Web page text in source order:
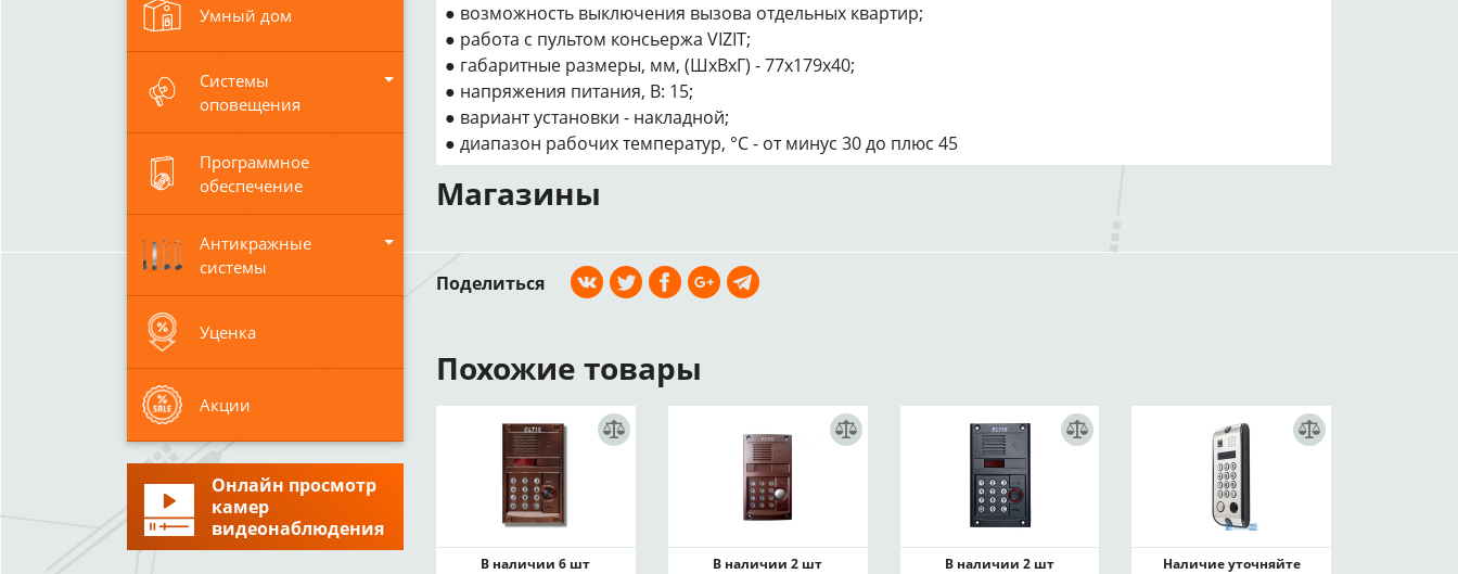
Умный дом
Системы
оповещения
Программное
обеспечение
Антикражные
системы
Уценка
Акции
Онлайн просмотр
камер
видеонаблюдения
● возможность выключения вызова отдельных квартир;
● работа с пультом консьержа VIZIT;
● габаритные размеры, мм, (ШхВхГ) - 77х179х40;
● напряжения питания, В: 15;
● вариант установки - накладной;
● диапазон рабочих температур, °С - от минус 30 до плюс 45
Магазины
Поделиться
Похожие товары
В наличии 6 шт В наличии 2 шт В наличии 2 шт Наличие уточняйте